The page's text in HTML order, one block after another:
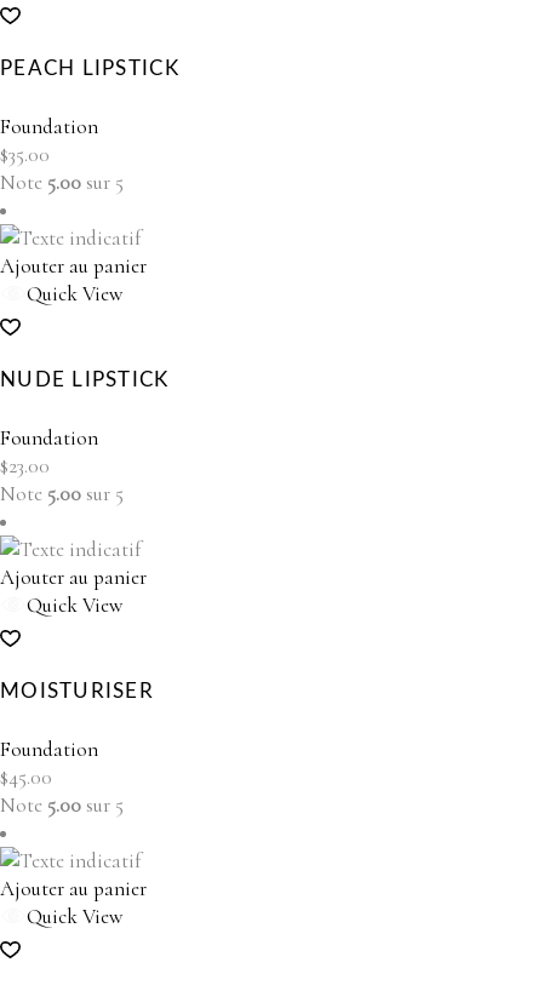
PEACH LIPSTICK
Foundation
$35.00
Note 5.00 sur 5
Ajouter au panier
Quick View
NUDE LIPSTICK
Foundation
$23.00
Note 5.00 sur 5
Ajouter au panier
Quick View
MOISTURISER
Foundation
$45.00
Note 5.00 sur 5
Ajouter au panier
Quick View